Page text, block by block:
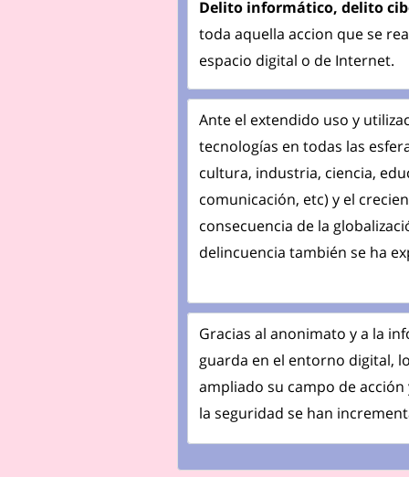
Delito informático, delito
toda aquella accion que se
espacio digital o de Internet.
Ante el extendido uso y
tecnologías en todas las
cultura, industria, ciencia,
comunicación, etc) y el
consecuencia de la
delincuencia también se ha
Gracias al anonimato y a la
guarda en el entorno digital,
ampliado su campo de
la seguridad se han